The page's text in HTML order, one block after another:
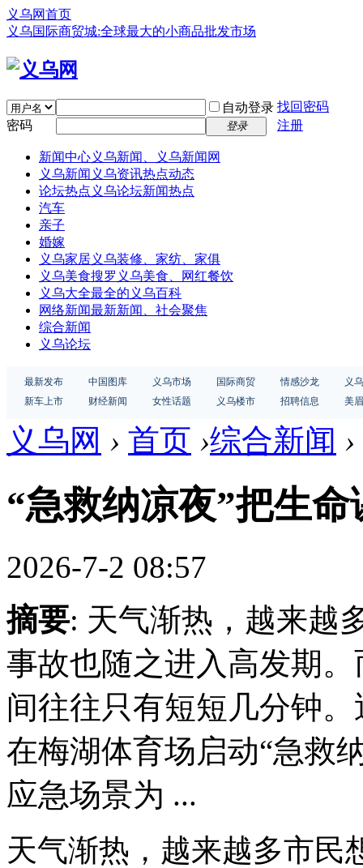
义乌网首页
义乌国际商贸城:全球最大的小商品批发市场
自动登录 找回密码
密码
登录 注册
新闻中心义乌新闻、义乌新闻网
义乌新闻 义乌资讯热点动态
论坛热点 义乌论坛新闻热点
汽车
亲子
婚嫁
义乌家居义乌装修、家纺、家俱
义乌美食搜罗义乌美食、网红餐饮
义乌大全最全的义乌百科
网络新闻最新新闻、社会聚焦
综合新闻
义乌论坛
最新发布 中国图库 义乌市场 国际商贸 情感沙龙
义
新车上市
财经新闻 女性话题 义乌楼市 招聘信息 美
义乌网 › 首页 ›综合新闻 ›
“急救纳凉夜”把生
2026-7-2 08:57
摘要: 天气渐热，越来越
事故也随之进入高发期
间往往只有短短几分钟
在梅湖体育场启动“急救
应急场景为 ...
天气渐热，越来越多市民